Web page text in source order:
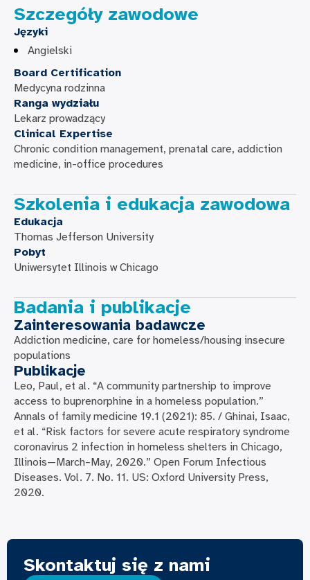
Szczegóły zawodowe
Języki
Angielski
Board Certification
Medycyna rodzinna
Ranga wydziału
Lekarz prowadzący
Clinical Expertise
Chronic condition management, prenatal care, addiction
medicine, in-office procedures
Szkolenia i edukacja zawodowa
Edukacja
Thomas Jefferson University
Pobyt
Uniwersytet Illinois w Chicago
Badania i publikacje
Zainteresowania badawcze
Addiction medicine, care for homeless/housing insecure
populations
Publikacje
Leo, Paul, et al. “A community partnership to improve
access to buprenorphine in a homeless population.”
Annals of family medicine 19.1 (2021): 85. / Ghinai, Isaac,
et al. “Risk factors for severe acute respiratory syndrome
coronavirus 2 infection in homeless shelters in Chicago,
Illinois—March–May, 2020.” Open Forum Infectious
Diseases. Vol. 7. No. 11. US: Oxford University Press,
2020.
Skontaktuj się z nami